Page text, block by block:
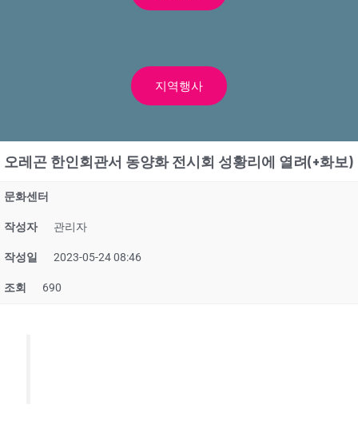
지역행사
오레곤 한인회관서 동양화 전시회 성황리에 열려(+화보)
문화센터
작성자 관리자
작성일 2023-05-24 08:46
조회 690